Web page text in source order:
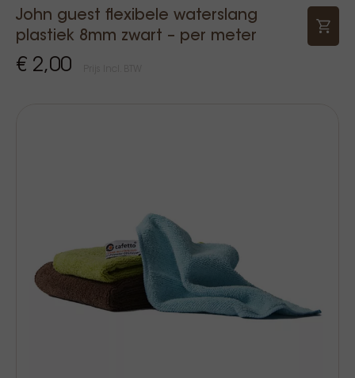
John guest flexibele waterslang
plastiek 8mm zwart – per meter
€ 2,00